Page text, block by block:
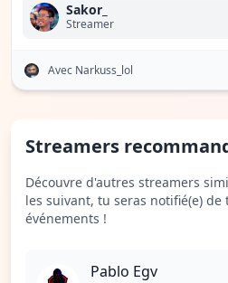
Sakor_
Streamer
Avec Narkuss_lol
Streamers
Découvre d'autres streamers
les suivant, tu seras notifié(e)
événements !
Pablo Egv